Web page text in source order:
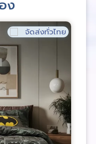
ง
จัดส่งทั่วไทย